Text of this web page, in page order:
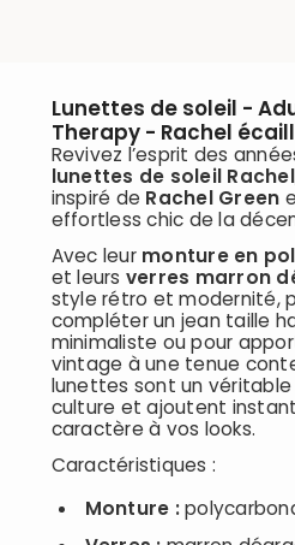
Lunettes de soleil -
Therapy - Rachel
Revivez l’esprit des
lunettes de soleil Rachel
inspiré de Rachel Green
effortless chic de la
Avec leur monture en
et leurs verres marron
style rétro et modernité,
compléter un jean taille
minimaliste ou pour
vintage à une tenue
lunettes sont un
culture et ajoutent
caractère à vos looks.
Caractéristiques :
Monture :